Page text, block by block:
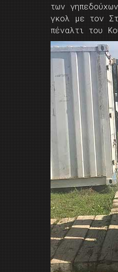
των
γκολ με τον
πέναλτι του